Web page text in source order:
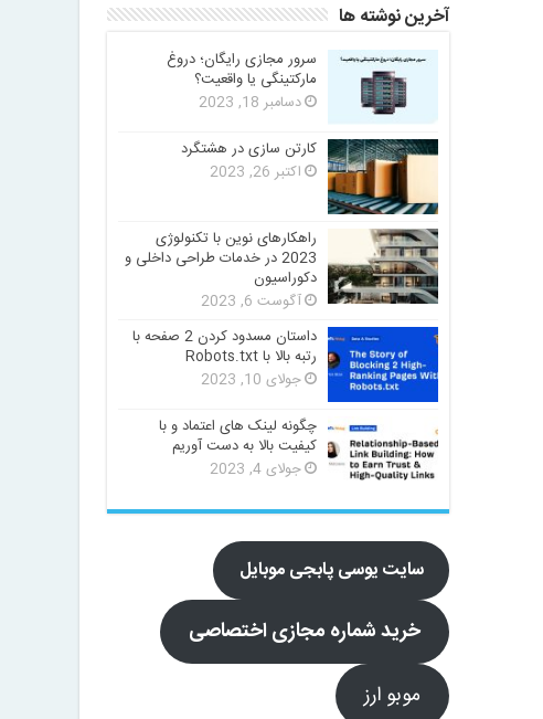
آخرین نوشته ها
سرور مجازی رایگان؛ دروغ
مارکتینگی یا واقعیت؟
دسامبر 18, 2023
کارتن سازی در هشتگرد
اکتبر 26, 2023
راهکارهای نوین با تکنولوژی
2023 در خدمات طراحی داخلی و
دکوراسیون
آگوست 6, 2023
داستان مسدود کردن 2 صفحه با
رتبه بالا با Robots.txt
جولای 10, 2023
چگونه لینک های اعتماد و با
کیفیت بالا به دست آوریم
جولای 4, 2023
سایت یوسی پابجی موبایل
خرید شماره مجازی اختصاصی
موبو ارز